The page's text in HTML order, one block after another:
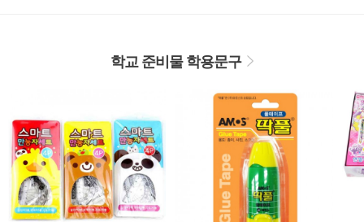
학교 준비물 학용문구